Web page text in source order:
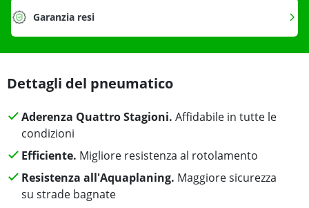
Garanzia resi
Dettagli del pneumatico
Aderenza Quattro Stagioni. Affidabile in tutte le
condizioni
Efficiente. Migliore resistenza al rotolamento
Resistenza all'Aquaplaning. Maggiore sicurezza
su strade bagnate